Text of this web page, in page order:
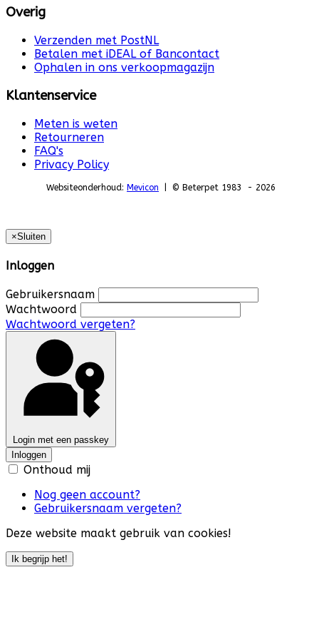
Overig
Verzenden met PostNL
Betalen met iDEAL of Bancontact
Ophalen in ons verkoopmagazijn
Klantenservice
Meten is weten
Retourneren
FAQ's
Privacy Policy
Websiteonderhoud: Mevicon | © Beterpet 1983 - 2026
×Sluiten
Inloggen
Gebruikersnaam
Wachtwoord
Wachtwoord vergeten?
Login met een passkey
Inloggen
Onthoud mij
Nog geen account?
Gebruikersnaam vergeten?
Deze website maakt gebruik van cookies!
Ik begrijp het!